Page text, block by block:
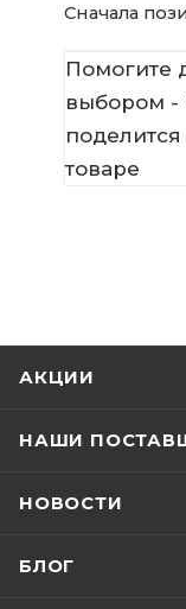
Сначала
Помогите
выбором -
товаре
АКЦИИ
НАШИ
НОВОСТИ
БЛОГ